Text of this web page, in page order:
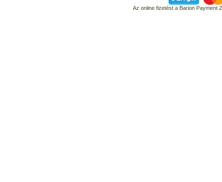
Az online fizetést a Barion Payment